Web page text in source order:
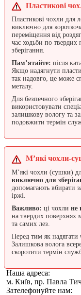
Пластикові
Пластикові чохли для
виключно для
переміщення від
час ходьби по твердих
зберігання.
Пам’ятайте: після
Якщо надягнути
так надовго, це може
металу.
Для безпечного
використовувати
залишкову вологу та
подовжити термін
М’які чохли-
М’які чохли (сушки)
виключно для
допомагають вбирати
іржі.
Важливо: ці чохли не
на твердих
та самих лез.
Перед тим як надягати
Залишкова волога
скоротити термін
Наша адреса:
м. Київ, пр. Павла
Зателефонуйте нам: